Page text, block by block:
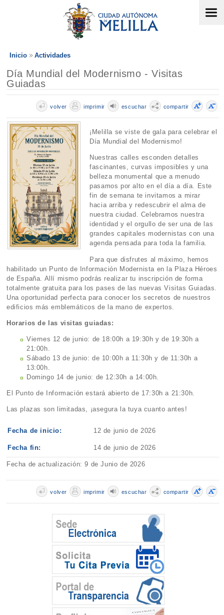
Inicio Actividades
Día Mundial del Modernismo - Visitas
Guiadas
compartir
escuchar
imprimir
volver
¡Melilla se viste de gala para celebrar el
Día Mundial del Modernismo!
Nuestras calles esconden detalles
fascinantes, curvas imposibles y una
belleza monumental que a menudo
pasamos por alto en el día a día. Este
fin de semana te invitamos a mirar
hacia arriba y redescubrir el alma de
nuestra ciudad. Celebramos nuestra
identidad y el orgullo de ser una de las
grandes capitales modernistas con una
agenda pensada para toda la familia.
Para que disfrutes al máximo, hemos
habilitado un Punto de Información Modernista en la Plaza Héroes
de España. Allí mismo podrás realizar tu inscripción de forma
totalmente gratuita para los pases de las nuevas Visitas Guiadas.
Una oportunidad perfecta para conocer los secretos de nuestros
edificios más emblemáticos de la mano de expertos.
Horarios de las visitas guiadas:
Viernes 12 de junio: de 18:00h a 19:30h y de 19:30h a
21:00h.
Sábado 13 de junio: de 10:00h a 11:30h y de 11:30h a
13:00h.
Domingo 14 de junio: de 12:30h a 14:00h.
El Punto de Información estará abierto de 17:30h a 21:30h.
Las plazas son limitadas, ¡asegura la tuya cuanto antes!
Fecha de inicio: 12 de junio de 2026
Fecha fin: 14 de junio de 2026
Fecha de actualización: 9 de Junio de 2026
compartir
escuchar
imprimir
volver